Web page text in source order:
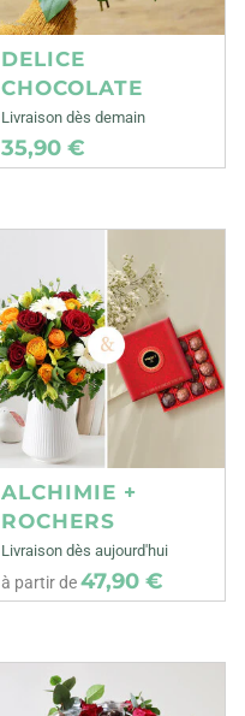
DELICE
CHOCOLATE
Livraison dès demain
35,90 €
ALCHIMIE +
ROCHERS
Livraison dès aujourd'hui
à partir de47,90 €